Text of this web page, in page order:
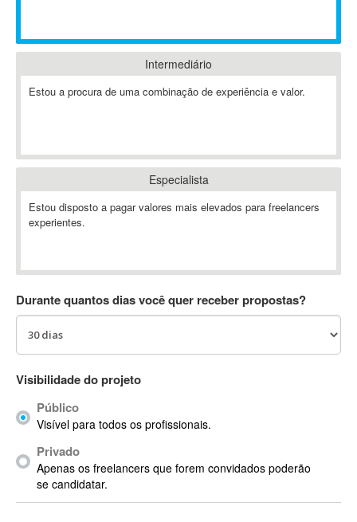
ABAP
ABBYY FineReader
Ableton Live
Abstract
Abstract Window Toolkit (AWT)
AC Drives
ACARS
AccountMate
Acrobat
Acrobat X
Acronis
ACT
Intermediário
Estou a procura de uma combinação de experiência e valor.
Especialista
Estou disposto a pagar valores mais elevados para freelancers
experientes.
Durante quantos dias você quer receber propostas?
Visibilidade do projeto
Público
Visível para todos os profissionais.
Privado
Apenas os freelancers que forem convidados poderão
se candidatar.